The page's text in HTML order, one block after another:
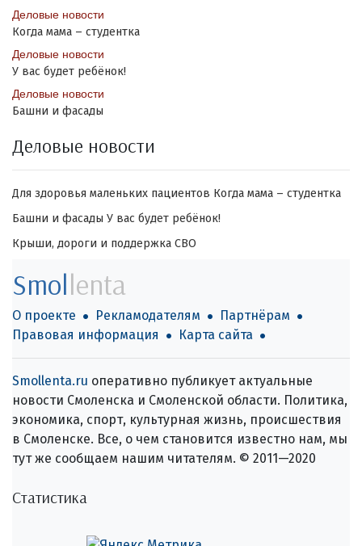
Деловые новости
Когда мама – студентка
Деловые новости
У вас будет ребёнок!
Деловые новости
Башни и фасады
Деловые новости
Для здоровья маленьких пациентов Когда мама – студентка
Башни и фасады У вас будет ребёнок!
Крыши, дороги и поддержка СВО
Smollenta
О проекте Рекламодателям
Партнёрам
Правовая информация
Карта сайта
Smollenta.ru оперативно публикует актуальные
новости Смоленска и Смоленской области. Политика,
экономика, спорт, культурная жизнь, происшествия
в Смоленске. Все, о чем становится известно нам, мы
тут же сообщаем нашим читателям. © 2011—2020
Статистика